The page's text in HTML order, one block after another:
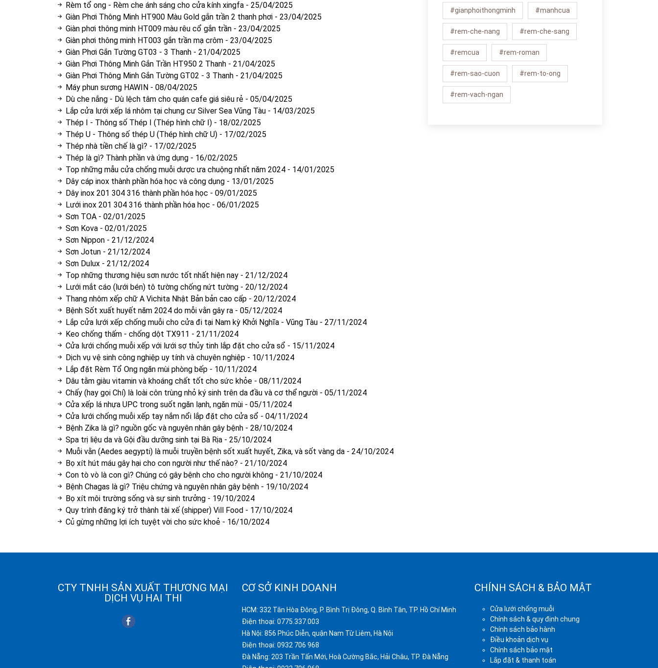
Rèm tổ ong - Rèm che ánh sáng cho cửa kính xingfa - 25/04/2025
Giàn Phơi Thông Minh HT900 Màu Gold gắn trần 2 thanh phơi - 23/04/2025
Giàn phơi thông minh HT009 màu rêu cổ gắn trần - 23/04/2025
Giàn phơi thông minh HT003 gắn trần mạ crôm - 23/04/2025
Giàn Phơi Gắn Tường GT03 - 3 Thanh - 21/04/2025
Giàn Phơi Thông Minh Gắn Trần HT950 2 Thanh - 21/04/2025
Giàn Phơi Thông Minh Gắn Tường GT02 - 3 Thanh - 21/04/2025
Máy phun sương HAWIN - 08/04/2025
Dù che nắng - Dù lệch tâm cho quán cafe giá siêu rẻ - 05/04/2025
Lắp cửa lưới xếp lá nhôm tại chung cư Silver Sea Vũng Tàu - 14/03/2025
Thép I - Thông số Thép I (Thép hình chữ I) - 18/02/2025
Thép U - Thông số thép U (Thép hình chữ U) - 17/02/2025
Thép nhà tiền chế là gì? - 17/02/2025
Thép là gì? Thành phần và ứng dụng - 16/02/2025
Top những mẫu cửa chống muỗi dược ưa chuộng nhất năm 2024 - 14/01/2025
Dây cáp inox thành phần hóa học và công dụng - 13/01/2025
Dây inox 201 304 316 thành phần hóa học - 09/01/2025
Lưới inox 201 304 316 thành phần hóa học - 06/01/2025
Sơn TOA - 02/01/2025
Sơn Kova - 02/01/2025
Sơn Nippon - 21/12/2024
Sơn Jotun - 21/12/2024
Sơn Dulux - 21/12/2024
Top những thương hiệu sơn nước tốt nhất hiện nay - 21/12/2024
Lưới mắt cáo (lưới bén) tô tường chống nứt tường - 20/12/2024
Thang nhôm xếp chữ A Vichita Nhật Bản bản cao cấp - 20/12/2024
Bệnh Sốt xuất huyết năm 2024 do mỗi vằn gây ra - 05/12/2024
Lắp cửa lưới xếp chống muỗi cho cửa đi tại Nam kỳ Khởi Nghĩa - Vũng Tàu - 27/11/2024
Keo chống thấm - chống dột TX911 - 21/11/2024
Cửa lưới chống muỗi xếp với lưới sợ thủy tinh lắp đặt cho cửa sổ - 15/11/2024
Dịch vụ vệ sinh công nghiệp uy tính và chuyên nghiệp - 10/11/2024
Lắp đặt Rèm Tổ Ong ngăn mùi phòng bếp - 10/11/2024
Dâu tằm giàu vitamin và khoáng chất tốt cho sức khỏe - 08/11/2024
Chấy (hay gọi Chí) là loài côn trùng nhỏ ký sinh trên da đầu và cơ thể người - 05/11/2024
Cửa xếp lá nhựa UPC trong suốt ngăn lạnh, ngăn mùi - 05/11/2024
Cửa lưới chống muỗi xếp tay nắm nổi lắp đặt cho cửa sổ - 04/11/2024
Bệnh Zika là gì? nguồn gốc và nguyên nhân gây bệnh - 28/10/2024
Spa trị liệu da và Gội đầu dưỡng sinh tại Bà Rịa - 25/10/2024
Muỗi vằn (Aedes aegypti) là muỗi truyền bệnh sốt xuất huyết, Zika, và sốt vàng da - 24/10/2024
Bọ xít hút máu gây hại cho con người như thế nào? - 21/10/2024
Con tò vò là con gì? Chúng có gây bệnh cho cho người không - 21/10/2024
Bệnh Chagas là gì? Triệu chứng và nguyên nhân gây bệnh - 19/10/2024
Bọ xít môi trường sống và sự sinh trưởng - 19/10/2024
Quy trình đăng ký trở thành tài xế (shipper) Vill Food - 17/10/2024
Củ gừng những lợi ích tuyệt vời cho sức khoẻ - 16/10/2024
#gianphoithongminh #manhcua
#rem-che-nang #rem-che-sang
#remcua #rem-roman
#rem-sao-cuon #rem-to-ong
#rem-vach-ngan
CTY TNHH SẢN XUẤT THƯƠNG MẠI
DỊCH VỤ HAI THI
CƠ SỞ KINH DOANH
HCM: 332 Tân Hòa Đông, P. Bình Trị Đông, Q. Bình Tân, TP. Hồ Chí Minh
Điện thoại: 0775.337.003
Hà Nội: 856 Phúc Diễn, quận Nam Từ Liêm, Hà Nội
Điện thoại: 0932 706 968
Đà Nẵng: 203 Trần Tấn Mới, Hoà Cường Bắc, Hải Châu, TP. Đà Nẵng
CHÍNH SÁCH & BẢO MẬT
Cửa lưới chống muỗi
Chính sách & quy định chung
Chính sách bảo hành
Điều khoản dịch vụ
Chính sách bảo mật
Lắp đặt & thanh toán